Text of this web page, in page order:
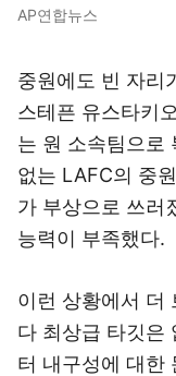
AP연합뉴스
중원에도 빈 자리
스테픈 유스타키
는 원 소속팀으로
없는 LAFC의 중
가 부상으로 쓰러
능력이 부족했다.
이런 상황에서 더
다 최상급 타깃은
터 내구성에 대한